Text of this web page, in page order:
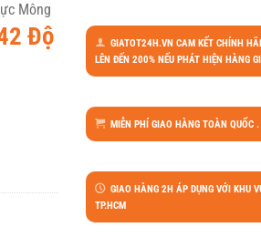
Mông
Độ
GIATOT24H.VN CAM KẾT CHÍNH
LÊN ĐẾN 200% NẾU PHÁT HIỆN HÀNG
MIỄN PHÍ GIAO HÀNG TOÀN QUỐC .
GIAO HÀNG 2H ÁP DỤNG VỚI KHU
TP.HCM